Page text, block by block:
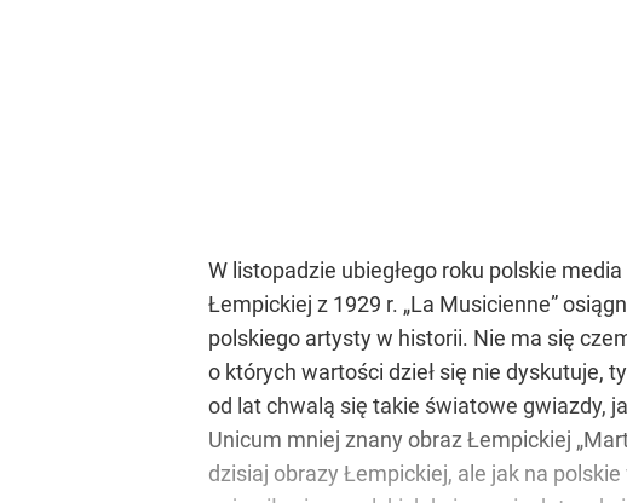
W listopadzie ubiegłego roku polskie
Łempickiej z 1929 r. „La Musicienne”
polskiego artysty w historii. Nie ma się
o których wartości dzieł się nie dyskutuje,
od lat chwalą się takie światowe gwiazdy,
Unicum mniej znany obraz Łempickiej
dzisiaj obrazy Łempickiej, ale jak na